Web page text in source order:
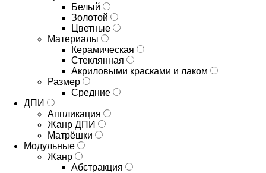
Белый
Золотой
Цветные
Материалы
Керамическая
Стеклянная
Акриловыми красками и лаком
Размер
Средние
ДПИ
Аппликация
Жанр ДПИ
Матрёшки
Модульные
Жанр
Абстракция